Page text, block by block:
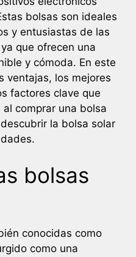
bolsas son ideales
y entusiastas de las
que ofrecen una
y cómoda. En este
ventajas, los mejores
factores clave que
comprar una bolsa
la bolsa solar
bolsas
conocidas como
como una